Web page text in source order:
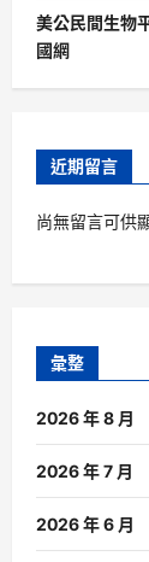
美公民間生物
國網
近期留言
尚無留言可供
彙整
2026 年 8 月
2026 年 7 月
2026 年 6 月